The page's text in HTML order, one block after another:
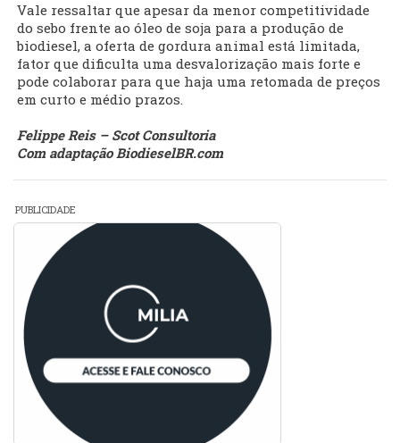
Vale ressaltar que apesar da menor competitividade
do sebo frente ao óleo de soja para a produção de
biodiesel, a oferta de gordura animal está limitada,
fator que dificulta uma desvalorização mais forte e
pode colaborar para que haja uma retomada de preços
em curto e médio prazos.
Felippe Reis – Scot Consultoria
Com adaptação BiodieselBR.com
PUBLICIDADE